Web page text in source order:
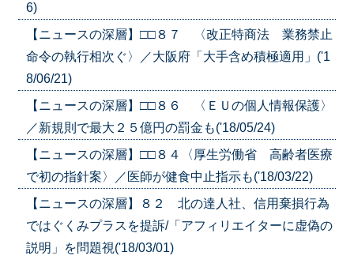
6)
【ニュースの深層】□□８７ 〈改正特商法 業務禁止
命令の執行相次ぐ〉／大阪府「大手含め積極適用」('1
8/06/21)
【ニュースの深層】□□８６ 〈ＥＵの個人情報保護〉
／新規則で最大２５億円の罰金も('18/05/24)
【ニュースの深層】□□８４〈厚生労働省 高齢者医療
で初の指針案〉／医師が健食中止指示も('18/03/22)
【ニュースの深層】８２ 北の達人社、信用棄損行為
ではぐくみプラスを提訴/「アフィリエイターに虚偽の
説明」を問題視('18/03/01)